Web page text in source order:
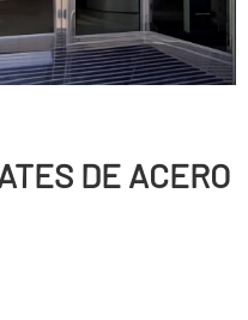
DE ACERO